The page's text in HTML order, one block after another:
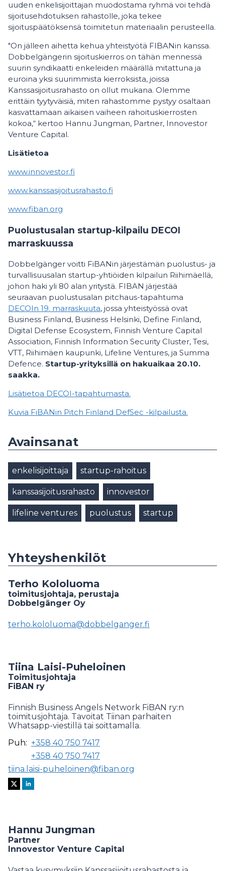
uuden enkelisijoittajan muodostama ryhmä voi tehdä
sijoitusehdotuksen rahastolle, joka tekee
sijoituspäätöksensä toimitetun materiaalin perusteella.
"On jälleen aihetta kehua yhteistyötä FIBANin kanssa.
Dobbelgängerin sijoituskierros on tähän mennessä
suurin syndikaatti enkeleiden määrällä mitattuna ja
euroina yksi suurimmista kierroksista, joissa
Kanssasijoitusrahasto on ollut mukana. Olemme
erittäin tyytyväisiä, miten rahastomme pystyy osaltaan
kasvattamaan aikaisen vaiheen rahoituskierrosten
kokoa,“ kertoo Hannu Jungman, Partner, Innovestor
Venture Capital.
Lisätietoa
www.innovestor.fi
www.kanssasijoitusrahasto.fi
www.fiban.org
Puolustusalan startup-kilpailu DECOI
marraskuussa
Dobbelgänger voitti FiBANin järjestämän puolustus- ja
turvallisuusalan startup-yhtiöiden kilpailun Riihimäellä,
johon haki yli 80 alan yritystä. FIBAN järjestää
seuraavan puolustusalan pitchaus-tapahtuma
DECOIn 19. marraskuuta, jossa yhteistyössä ovat
Business Finland, Business Helsinki, Define Finland,
Digital Defense Ecosystem, Finnish Venture Capital
Association, Finnish Information Security Cluster, Tesi,
VTT, Riihimäen kaupunki, Lifeline Ventures, ja Summa
Defence. Startup-yrityksillä on hakuaikaa 20.10.
saakka.
Lisätietoa DECOI-tapahtumasta.
Kuvia FiBANin Pitch Finland DefSec -kilpailusta.
Avainsanat
enkelisijoittaja startup-rahoitus
kanssasijoitusrahasto innovestor
lifeline ventures puolustus startup
Yhteyshenkilöt
Terho Kololuoma
toimitusjohtaja, perustaja
Dobbelgänger Oy
terho.kololuoma@dobbelganger.fi
Tiina Laisi-Puheloinen
Toimitusjohtaja
FiBAN ry
Finnish Business Angels Network FiBAN ry:n
toimitusjohtaja. Tavoitat Tiinan parhaiten
Whatsapp-viestillä tai soittamalla.
Puh: +358 40 750 7417
+358 40 750 7417
tiina.laisi-puheloinen@fiban.org
Hannu Jungman
Partner
Innovestor Venture Capital